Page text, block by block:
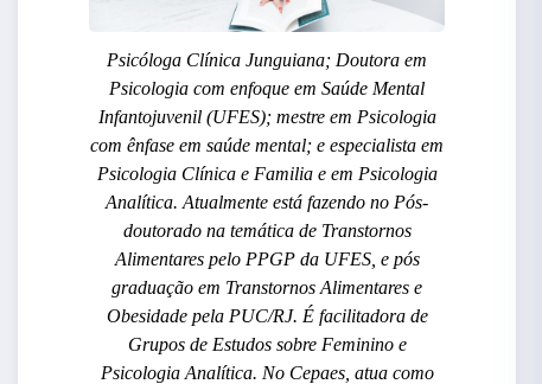
Psicóloga Clínica Junguiana; Doutora em
Psicologia com enfoque em Saúde Mental
Infantojuvenil (UFES); mestre em Psicologia
com ênfase em saúde mental; e especialista em
Psicologia Clínica e Familia e em Psicologia
Analítica. Atualmente está fazendo no Pós-
doutorado na temática de Transtornos
Alimentares pelo PPGP da UFES, e pós
graduação em Transtornos Alimentares e
Obesidade pela PUC/RJ. É facilitadora de
Grupos de Estudos sobre Feminino e
Psicologia Analítica. No Cepaes, atua como